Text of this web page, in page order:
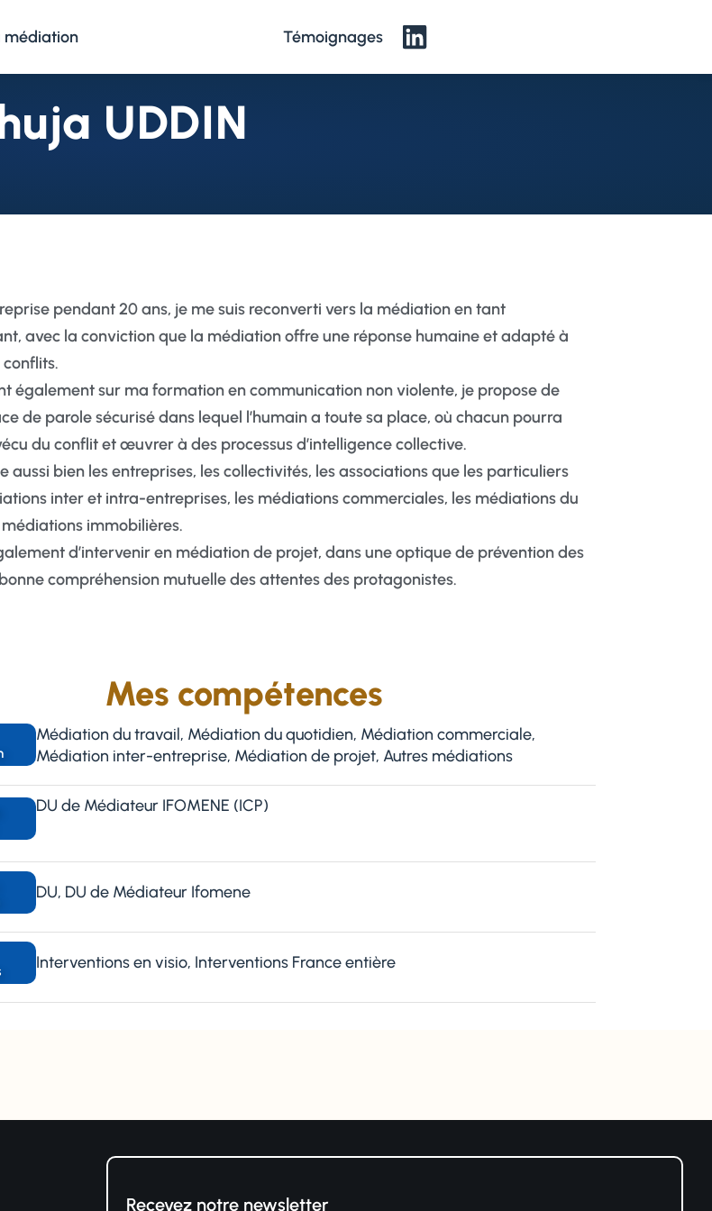
médiation Témoignages
UDDIN
pendant 20 ans, je me suis reconverti vers la médiation en tant
avec la conviction que la médiation offre une réponse humaine et adapté à
également sur ma formation en communication non violente, je propose de
de parole sécurisé dans lequel l’humain a toute sa place, où chacun pourra
du conflit et œuvrer à des processus d’intelligence collective.
aussi bien les entreprises, les collectivités, les associations que les particuliers
inter et intra-entreprises, les médiations commerciales, les médiations du
immobilières.
d’intervenir en médiation de projet, dans une optique de prévention des
compréhension mutuelle des attentes des protagonistes.
Mes compétences
Médiation du travail, Médiation du quotidien, Médiation commerciale,
Médiation inter-entreprise, Médiation de projet, Autres médiations
DU de Médiateur IFOMENE (ICP)
DU, DU de Médiateur Ifomene
Interventions en visio, Interventions France entière
Recevez notre newsletter